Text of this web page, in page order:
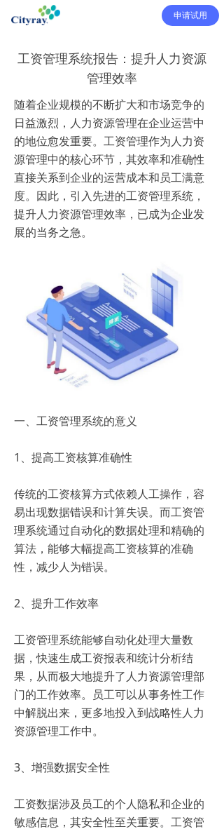
申请试用
工资管理系统报告：提升人力资源
管理效率
随着企业规模的不断扩大和市场竞争的
日益激烈，人力资源管理在企业运营中
的地位愈发重要。工资管理作为人力资
源管理中的核心环节，其效率和准确性
直接关系到企业的运营成本和员工满意
度。因此，引入先进的工资管理系统，
提升人力资源管理效率，已成为企业发
展的当务之急。
一、工资管理系统的意义
1、提高工资核算准确性
传统的工资核算方式依赖人工操作，容
易出现数据错误和计算失误。而工资管
理系统通过自动化的数据处理和精确的
算法，能够大幅提高工资核算的准确
性，减少人为错误。
2、提升工作效率
工资管理系统能够自动化处理大量数
据，快速生成工资报表和统计分析结
果，从而极大地提升了人力资源管理部
门的工作效率。员工可以从事务性工作
中解脱出来，更多地投入到战略性人力
资源管理工作中。
3、增强数据安全性
工资数据涉及员工的个人隐私和企业的
敏感信息，其安全性至关重要。工资管